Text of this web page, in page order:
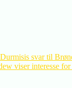
svar til
viser interesse